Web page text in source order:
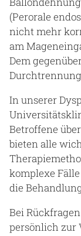
(Perorale
nicht mehr
am
Dem
In unserer
Betroffene
bieten alle
komplexe
die
Bei
persönlich zur